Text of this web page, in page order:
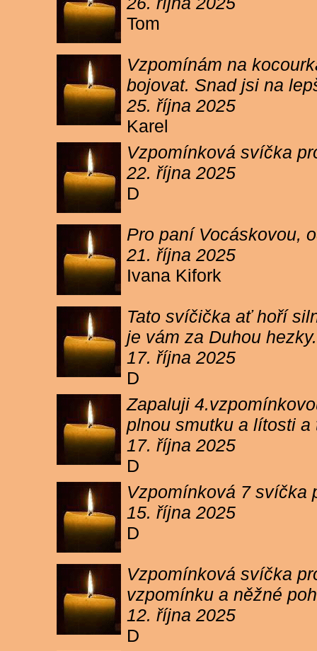
Tom
Vzpomínám na
bojovat. Snad jsi na
25. října 2025
Karel
Vzpomínková svíčka
22. října 2025
D
Pro paní Vocáskovou,
21. října 2025
Ivana Kifork
Tato svíčička ať hoří
je vám za Duhou
17. října 2025
D
Zapaluji
plnou smutku a lítosti
17. října 2025
D
Vzpomínková 7 svíčka
15. října 2025
D
Vzpomínková svíčka
vzpomínku a něžné
12. října 2025
D